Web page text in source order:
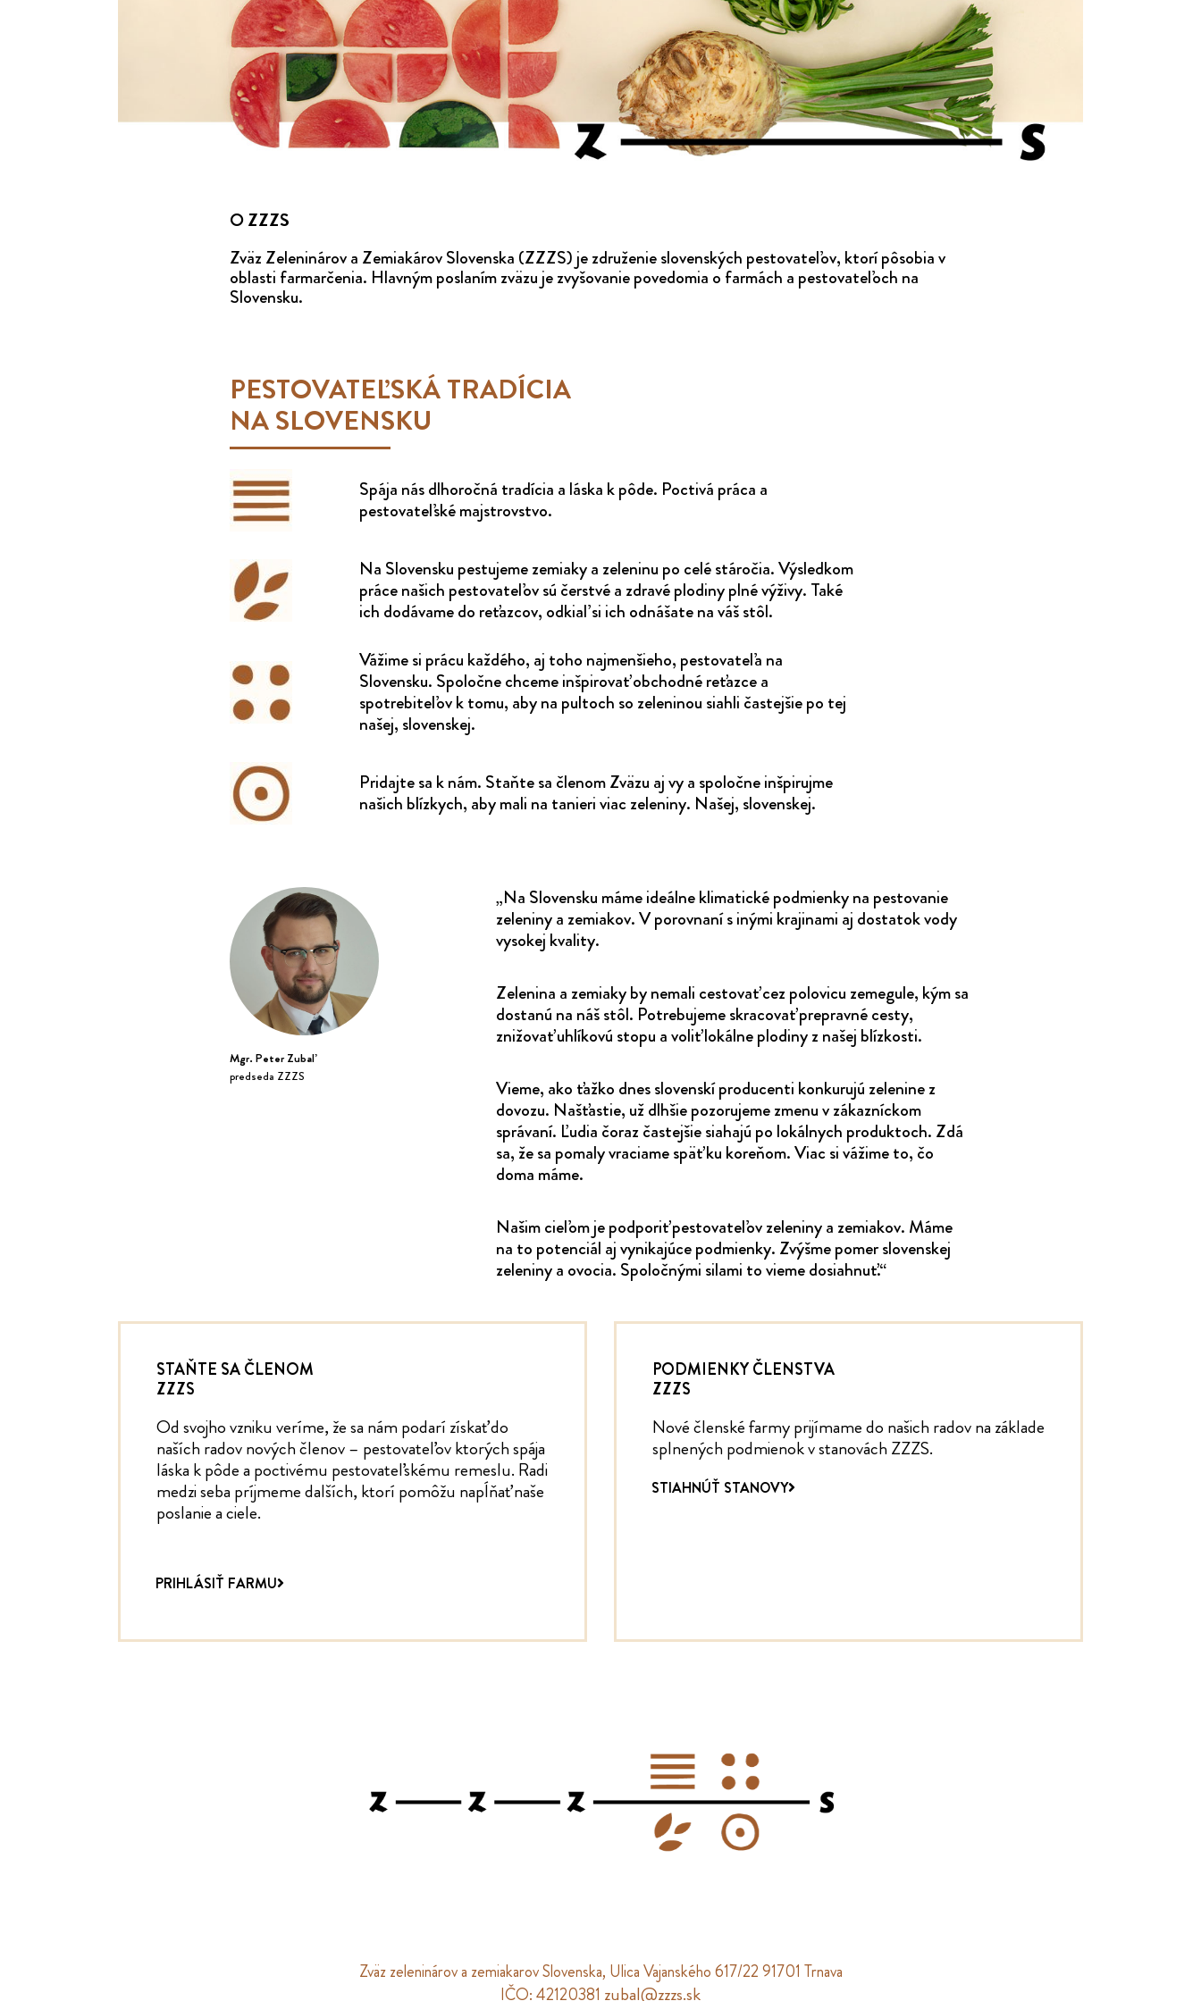
O ZZZS
Zväz Zeleninárov a Zemiakárov Slovenska (ZZZS) je združenie slovenských pestovateľov, ktorí pôsobia v
oblasti farmarčenia. Hlavným poslaním zväzu je zvyšovanie povedomia o farmách a pestovateľoch na
Slovensku.
PESTOVATEĽSKÁ TRADÍCIA
NA SLOVENSKU
Spája nás dlhoročná tradícia a láska k pôde. Poctivá práca a
pestovateľské majstrovstvo.
Na Slovensku pestujeme zemiaky a zeleninu po celé stáročia. Výsledkom
práce našich pestovateľov sú čerstvé a zdravé plodiny plné výživy. Také
ich dodávame do reťazcov, odkiaľ si ich odnášate na váš stôl.
Vážime si prácu každého, aj toho najmenšieho, pestovateľa na
Slovensku. Spoločne chceme inšpirovať obchodné reťazce a
spotrebiteľov k tomu, aby na pultoch so zeleninou siahli častejšie po tej
našej, slovenskej.
Pridajte sa k nám. Staňte sa členom Zväzu aj vy a spoločne inšpirujme
našich blízkych, aby mali na tanieri viac zeleniny. Našej, slovenskej.
Mgr. Peter Zubaľ
predseda ZZZS
„Na Slovensku máme ideálne klimatické podmienky na pestovanie
zeleniny a zemiakov. V porovnaní s inými krajinami aj dostatok vody
vysokej kvality.
Zelenina a zemiaky by nemali cestovať cez polovicu zemegule, kým sa
dostanú na náš stôl. Potrebujeme skracovať prepravné cesty,
znižovať uhlíkovú stopu a voliť lokálne plodiny z našej blízkosti.
Vieme, ako ťažko dnes slovenskí producenti konkurujú zelenine z
dovozu. Našťastie, už dlhšie pozorujeme zmenu v zákazníckom
správaní. Ľudia čoraz častejšie siahajú po lokálnych produktoch. Zdá
sa, že sa pomaly vraciame späť ku koreňom. Viac si vážime to, čo
doma máme.
Našim cieľom je podporiť pestovateľov zeleniny a zemiakov. Máme
na to potenciál aj vynikajúce podmienky. Zvýšme pomer slovenskej
zeleniny a ovocia. Spoločnými silami to vieme dosiahnuť.“
STAŇTE SA ČLENOM
ZZZS
Od svojho vzniku veríme, že sa nám podarí získať do
naších radov nových členov – pestovateľov ktorých spája
láska k pôde a poctivému pestovateľskému remeslu. Radi
medzi seba príjmeme dalších, ktorí pomôžu napĺňať naše
poslanie a ciele.
PRIHLÁSIŤ FARMU
PODMIENKY ČLENSTVA
ZZZS
Nové členské farmy prijímame do našich radov na základe
splnených podmienok v stanovách ZZZS.
STIAHNÚŤ STANOVY
Zväz zeleninárov a zemiakarov Slovenska, Ulica Vajanského 617/22 91701 Trnava
IČO: 42120381 zubal@zzzs.sk